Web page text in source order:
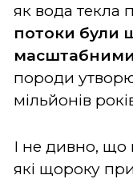
як вода текла
потоки були
породи
мільйонів
І не дивно, що
які щороку